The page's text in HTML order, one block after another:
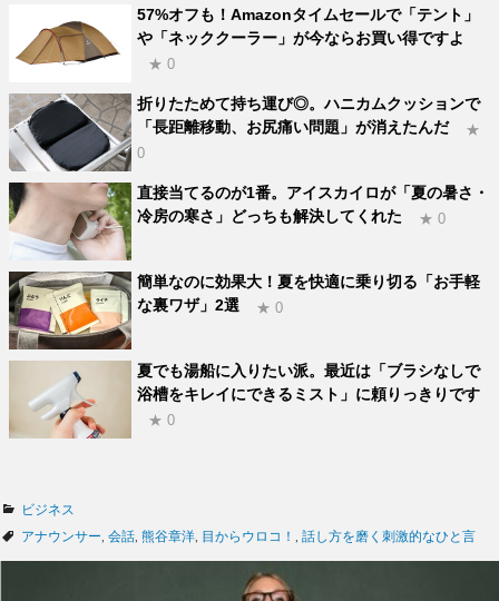
57%オフも！Amazonタイムセールで「テント」
や「ネッククーラー」が今ならお買い得ですよ
★ 0
折りたためて持ち運び◎。ハニカムクッションで
「長距離移動、お尻痛い問題」が消えたんだ
★
0
直接当てるのが1番。アイスカイロが「夏の暑さ・
冷房の寒さ」どっちも解決してくれた
★ 0
簡単なのに効果大！夏を快適に乗り切る「お手軽
な裏ワザ」2選
★ 0
夏でも湯船に入りたい派。最近は「ブラシなしで
浴槽をキレイにできるミスト」に頼りっきりです
★ 0
カ
テ
ビジネス
タ
アナウンサー 会話 熊谷章洋 目からウロコ！ 話し方を磨く刺激的なひと言